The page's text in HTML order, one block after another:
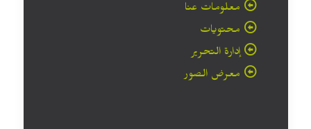
معلومات عنا
محتويات
إدارة التحرير
معرض الصور